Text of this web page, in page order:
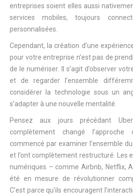
entreprises soient elles aussi
services mobiles, toujours
personnalisées.
Cependant, la création d’une
pour votre entreprise n’est pas de
de le numériser. Il s’agit d’observer
et de regarder l’ensemble
considérer la technologie sous un
s’adapter à une nouvelle mentalité.
Pensez aux jours précédant
complètement changé
commencé par examiner l’ensemble
et l’ont complètement restructuré. Les
numériques – comme Airbnb, Netflix,
été en mesure de révolutionner
C’est parce qu’ils encouragent